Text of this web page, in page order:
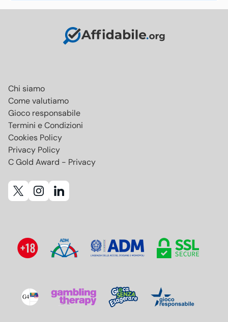
Chi siamo
Come valutiamo
Gioco responsabile
Termini e Condizioni
Cookies Policy
Privacy Policy
C Gold Award - Privacy